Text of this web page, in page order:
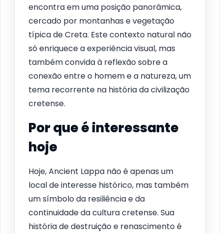
encontra em uma posição panorâmica,
cercado por montanhas e vegetação
típica de Creta. Este contexto natural não
só enriquece a experiência visual, mas
também convida à reflexão sobre a
conexão entre o homem e a natureza, um
tema recorrente na história da civilização
cretense.
Por que é interessante
hoje
Hoje, Ancient Lappa não é apenas um
local de interesse histórico, mas também
um símbolo da resiliência e da
continuidade da cultura cretense. Sua
história de destruição e renascimento é